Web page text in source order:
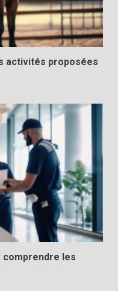
activités proposées
les